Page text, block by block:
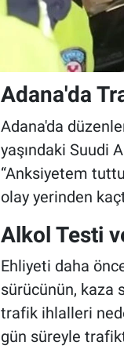
Adana'da
Adana'da
yaşındaki Suudi
“Anksiyetem
olay yerinden
Alkol Testi
Ehliyeti daha
sürücünün, kaza
trafik ihlalleri
gün süreyle